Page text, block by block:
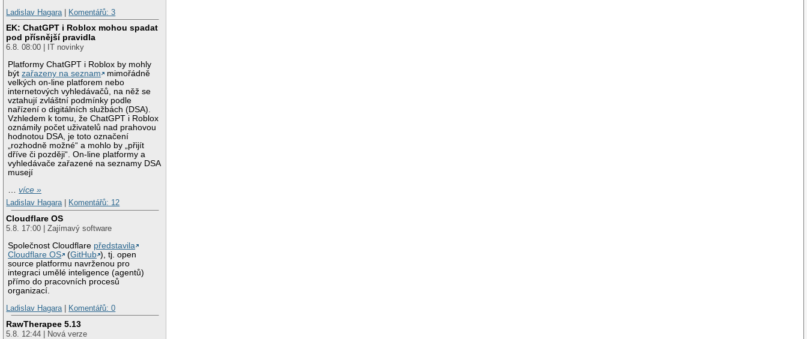
Ladislav Hagara
Komentářů: 3
EK: ChatGPT i Roblox mohou spadat
pod přísnější pravidla
6.8. 08:00 | IT novinky
Platformy ChatGPT i Roblox by mohly
býtzařazeny na seznam
mimořádně
velkých on-line platforem nebo
internetových vyhledávačů, na něž se
vztahují zvláštní podmínky podle
nařízení o digitálních službách (DSA).
Vzhledem k tomu, že ChatGPT i Roblox
oznámily počet uživatelů nad prahovou
hodnotou DSA, je toto označení
„rozhodně možné“ a mohlo by „přijít
dříve či později“. On-line platformy a
vyhledávače zařazené na seznamy DSA
musejí
…více »
Ladislav Hagara| Komentářů: 12
Cloudflare OS
5.8. 17:00 | Zajímavý software
Společnost Cloudflare představila
Cloudflare OS
(GitHub ), tj. open
source platformu navrženou pro
integraci umělé inteligence (agentů)
přímo do pracovních procesů
organizací.
Ladislav Hagara| Komentářů: 0
RawTherapee 5.13
5.8. 12:44 | Nová verze